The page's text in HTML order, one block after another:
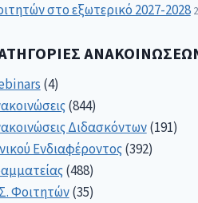
στο εξωτερικό 2027-2028
(4)
(844)
Διδασκόντων(191)
Ενδιαφέροντος(392)
(488)
Φοιτητών(35)